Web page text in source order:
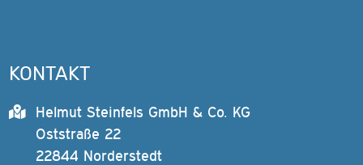
KONTAKT
Helmut Steinfels GmbH & Co. KG
Oststraße 22
22844 Norderstedt